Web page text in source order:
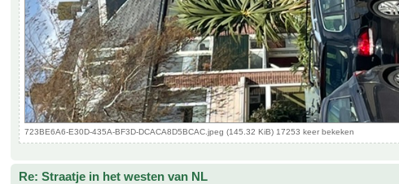
723BE6A6-E30D-435A-BF3D-DCACA8D5BCAC.jpeg (145.32 KiB) 17253 keer bekeken
Re: Straatje in het westen van NL